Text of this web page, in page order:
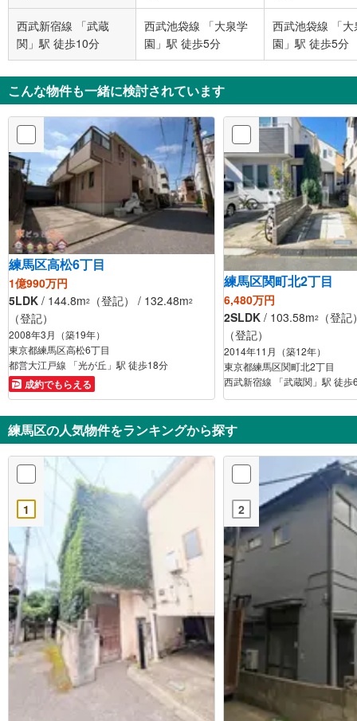
西武新宿線 「武蔵
関」駅 徒歩10分
西武池袋線 「大泉学
園」駅 徒歩5分
西武池袋線 「大
園」駅 徒歩5分
こんな物件も一緒に検討されています
練馬区高松6丁目
1億990万円
5LDK / 144.8m2 （登記） / 132.48m2
（登記）
2008年3月（築19年）
東京都練馬区高松6丁目
都営大江戸線 「光が丘」駅 徒歩18分
成約でもらえる
練馬区関町北2丁目
6,480万円
2SLDK / 103.58m2
（登
（登記）
2014年11月（築12年）
東京都練馬区関町北2丁目
西武新宿線 「武蔵関」駅 徒歩
練馬区の人気物件をランキングから探す
1 2